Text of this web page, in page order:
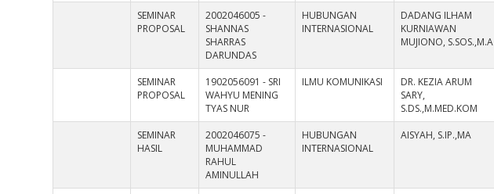
SEMINAR
PROPOSAL
2002046005 -
SHANNAS
SHARRAS
DARUNDAS
HUBUNGAN
INTERNASIONAL
DADANG ILHAM
KURNIAWAN
MUJIONO, S.SOS.,M.A
SEMINAR
PROPOSAL
1902056091 - SRI
WAHYU MENING
TYAS NUR
ILMU KOMUNIKASI
DR. KEZIA ARUM
SARY,
S.DS.,M.MED.KOM
SEMINAR
HASIL
2002046075 -
MUHAMMAD
RAHUL
AMINULLAH
HUBUNGAN
INTERNASIONAL
AISYAH, S.IP.,MA